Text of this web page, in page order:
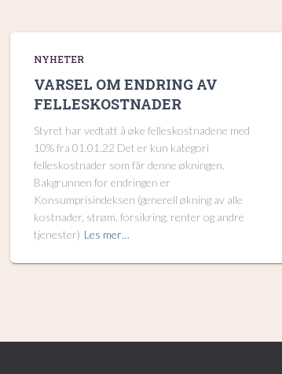
NYHETER
VARSEL OM ENDRING AV
FELLESKOSTNADER
Styret har vedtatt å øke felleskostnadene med
10% fra 01.01.22 Det er kun kategori
felleskostnader som får denne økningen.
Bakgrunnen for endringen er
Konsumprisindeksen (generell økning av alle
kostnader, strøm, forsikring, renter og andre
tjenester) Les mer…